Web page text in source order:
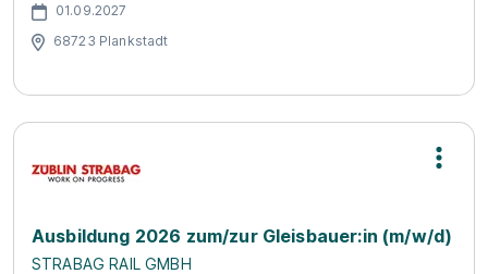
01.09.2027
68723 Plankstadt
Ausbildung 2026 zum/zur Gleisbauer:in (m/w/d)
STRABAG RAIL GMBH